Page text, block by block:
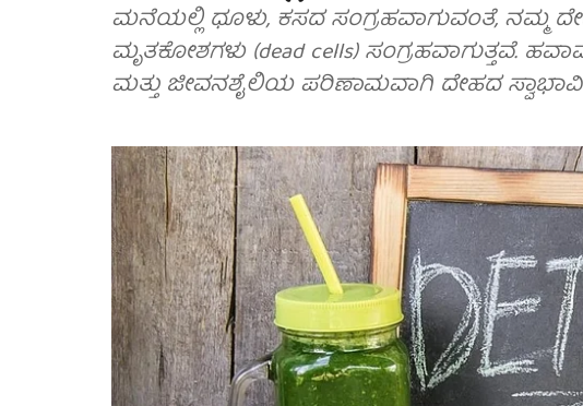
ಮನೆಯಲ್ಲಿ ಧೂಳು, ಕಸದ ಸಂಗ್ರಹವಾಗುವಂತೆ, ನಮ್ಮ
ಮೃತಕೋಶಗಳು (dead cells) ಸಂಗ್ರಹವಾಗುತ್ತವೆ.
ಮತ್ತು ಜೀವನಶೈಲಿಯ ಪರಿಣಾಮವಾಗಿ ದೇಹದ